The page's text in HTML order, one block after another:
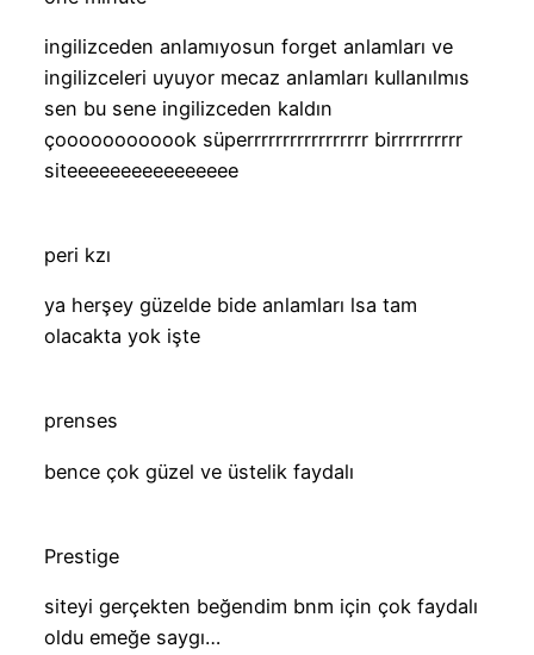
ingilizceden anlamıyosun forget anlamları ve
ingilizceleri uyuyor mecaz anlamları kullanılmıs
sen bu sene ingilizceden kaldın
çoooooooooook süperrrrrrrrrrrrrrrrr birrrrrrrrrr
siteeeeeeeeeeeeeeee
peri kzı
ya herşey güzelde bide anlamları lsa tam
olacakta yok işte
prenses
bence çok güzel ve üstelik faydalı
Prestige
siteyi gerçekten beğendim bnm için çok faydalı
oldu emeğe saygı…